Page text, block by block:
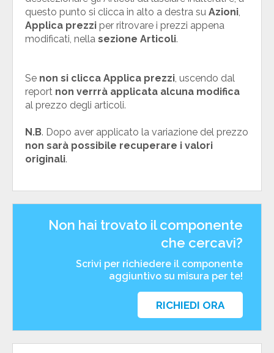
questo punto si clicca in alto a destra su Azioni
Applica prezzi per ritrovare i prezzi appena
modificati, nella sezione Articoli.
Se non si clicca Applica prezzi , uscendo dal
report non verrrà applicata alcuna modifica
al prezzo degli articoli.
N.B. Dopo aver applicato la variazione del prezzo
non sarà possibile recuperare i valori
originali.
Non hai trovato il componente
che cercavi?
Scrivi per richiedere il componente
aggiuntivo su misura per te!
RICHIEDI ORA